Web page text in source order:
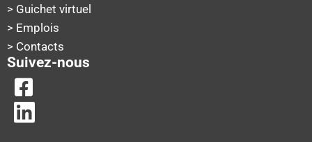
> Guichet virtuel
> Emplois
> Contacts
Suivez-nous